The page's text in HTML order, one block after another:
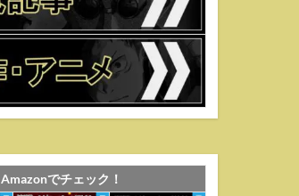
Amazonでチェック！